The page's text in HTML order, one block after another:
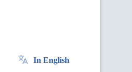
In English